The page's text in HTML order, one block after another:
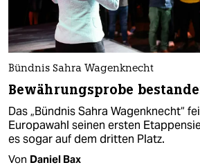
Bündnis Sahra Wagenknecht
Bewährungsprobe
Das „Bündnis Sahra Wagenknecht“
Europawahl seinen ersten
es sogar auf dem dritten Platz.
Von Daniel Bax